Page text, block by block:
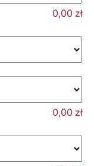
0,00 zł
0,00 zł